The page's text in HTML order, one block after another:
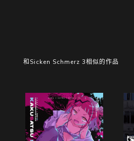
和Sicken Schmerz 3相似的作品